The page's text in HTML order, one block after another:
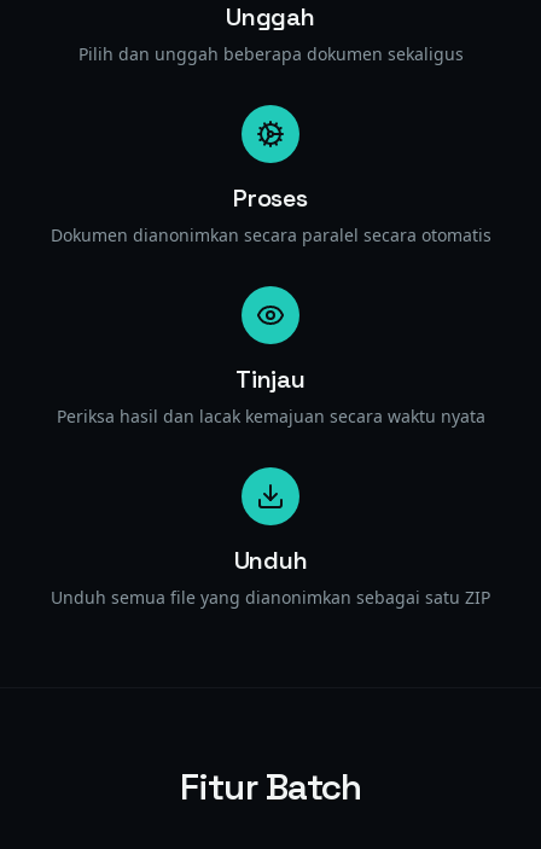
Unggah
Pilih dan unggah beberapa dokumen sekaligus
Proses
Dokumen dianonimkan secara paralel secara otomatis
Tinjau
Periksa hasil dan lacak kemajuan secara waktu nyata
Unduh
Unduh semua file yang dianonimkan sebagai satu ZIP
Fitur Batch